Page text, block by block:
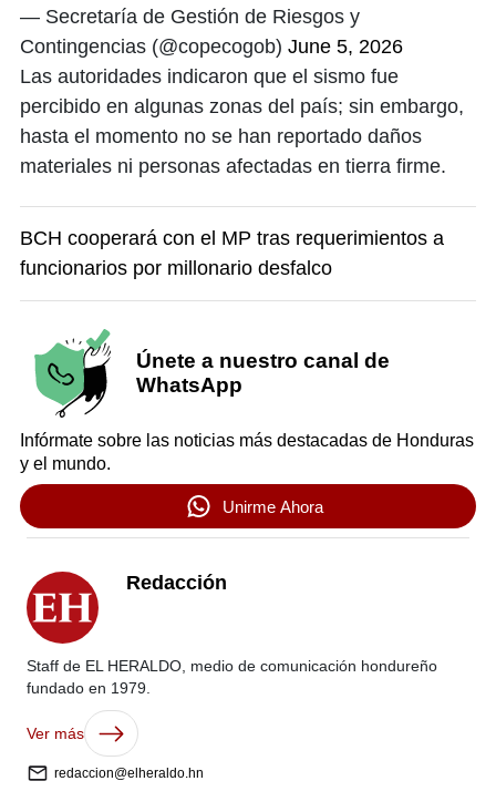
— Secretaría de Gestión de Riesgos y
Contingencias (@copecogob) June 5, 2026
Las autoridades indicaron que el sismo fue
percibido en algunas zonas del país; sin embargo,
hasta el momento no se han reportado daños
materiales ni personas afectadas en tierra firme.
BCH cooperará con el MP tras requerimientos a
funcionarios por millonario desfalco
Únete a nuestro canal de
WhatsApp
Infórmate sobre las noticias más destacadas de Honduras
y el mundo.
Unirme Ahora
Redacción
Staff de EL HERALDO, medio de comunicación hondureño
fundado en 1979.
Ver más
redaccion@elheraldo.hn